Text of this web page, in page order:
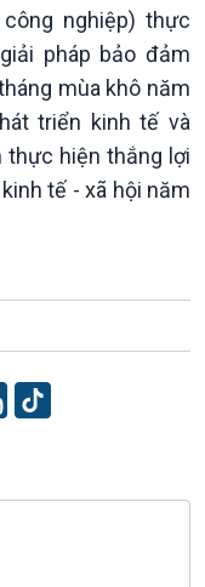
Sự kiện - Luận bàn
thời sự
chảy sự kiện
chủ nhật
đêm
nghiệp) thực
pháp bảo đảm
mùa khô năm
triển kinh tế và
thực hiện thắng lợi
tế - xã hội năm